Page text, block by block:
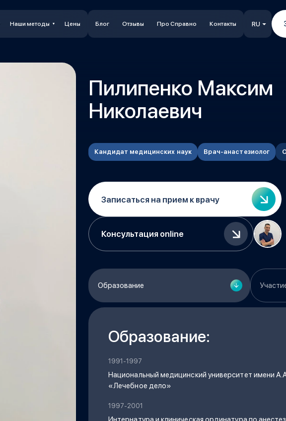
Наши методы Цены Блог Отзывы Про Справно Контакты RU
Пилипенко Максим
Николаевич
Кандидат медицинских наук Врач-анастезиолог
Записаться на прием к врачу
Консультация online
Образование
Образование:
1991-1997
Национальный медицинский университет имени
«Лечебное дело»
1997-2001